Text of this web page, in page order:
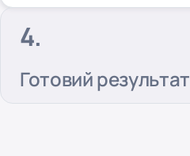
Готовий результат